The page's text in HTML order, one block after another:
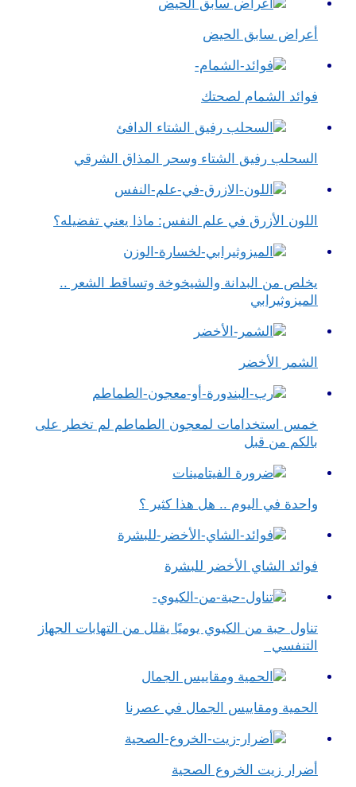
أعراض سابق الحيض
فوائد الشمام لصحتك
السحلب رفيق الشتاء وسحر المذاق الشرقي
اللون الأزرق في علم النفس​: ماذا يعني تفضيله؟
يخلص من البدانة والشيخوخة وتساقط الشعر ..
الميزوثيرابي
الشمر الأخضر
خمس استخدامات لمعجون الطماطم لم تخطر على
بالكم من قبل
واحدة في اليوم .. هل هذا كثير ؟
فوائد الشاي الأخضر للبشرة
تناول حبة من الكيوي يوميًا يقلل من التهابات الجهاز
التنفسي
الحمية ومقاييس الجمال في عصرنا
أضرار زيت الخروع الصحية